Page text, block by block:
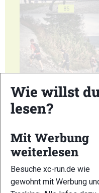
85
89
Wie willst
lesen?
Mit Werbung
weiterlesen
Besuche xc-run.de wie
gewohnt mit Werbung